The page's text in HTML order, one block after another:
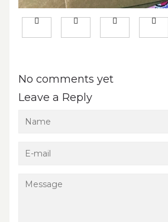
No comments yet
Leave a Reply